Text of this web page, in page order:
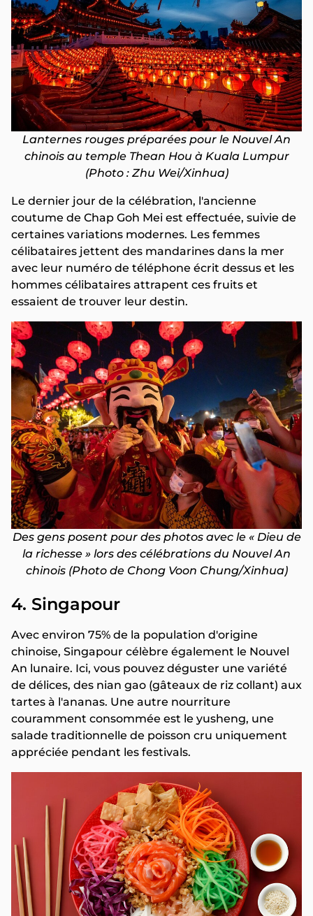
Lanternes rouges préparées pour le Nouvel An
chinois au temple Thean Hou à Kuala Lumpur
(Photo : Zhu Wei/Xinhua)
Le dernier jour de la célébration, l'ancienne
coutume de Chap Goh Mei est effectuée, suivie de
certaines variations modernes. Les femmes
célibataires jettent des mandarines dans la mer
avec leur numéro de téléphone écrit dessus et les
hommes célibataires attrapent ces fruits et
essaient de trouver leur destin.
Des gens posent pour des photos avec le « Dieu de
la richesse » lors des célébrations du Nouvel An
chinois (Photo de Chong Voon Chung/Xinhua)
4. Singapour
Avec environ 75% de la population d'origine
chinoise, Singapour célèbre également le Nouvel
An lunaire. Ici, vous pouvez déguster une variété
de délices, des nian gao (gâteaux de riz collant) aux
tartes à l'ananas. Une autre nourriture
couramment consommée est le yusheng, une
salade traditionnelle de poisson cru uniquement
appréciée pendant les festivals.